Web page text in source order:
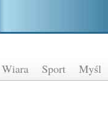
Wiara Sport Myśl